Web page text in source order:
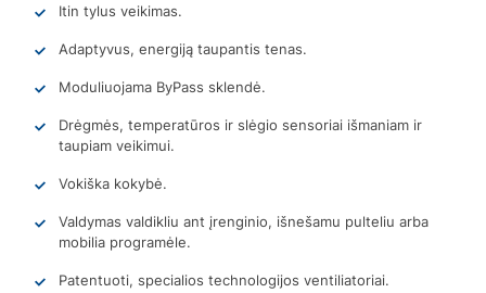
Itin tylus veikimas.
Adaptyvus, energiją taupantis tenas.
Moduliuojama ByPass sklendė.
Drėgmės, temperatūros ir slėgio sensoriai išmaniam ir
taupiam veikimui.
Vokiška kokybė.
Valdymas valdikliu ant įrenginio, išnešamu pulteliu arba
mobilia programėle.
Patentuoti, specialios technologijos ventiliatoriai.